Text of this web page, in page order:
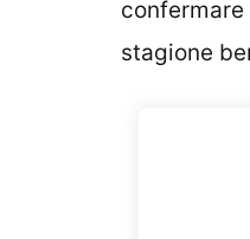
stagione